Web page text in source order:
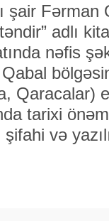
şair Fərman
adlı
nəfis
Qaracalar)
tarixi
və